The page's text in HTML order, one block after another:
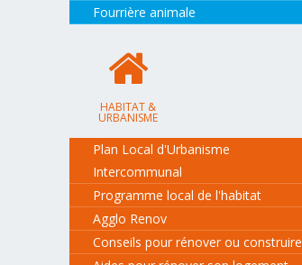
Fourrière animale
HABITAT &
URBANISME
Plan Local d'Urbanisme
Intercommunal
Programme local de l'habitat
Agglo Renov
Conseils pour rénover ou construire